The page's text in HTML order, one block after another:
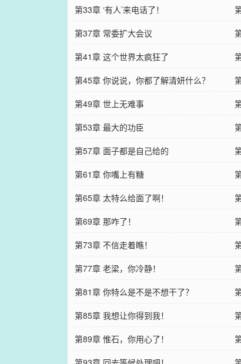
第33章 ‘有人’来电话了！
第37章 常委扩大会议
第41章 这个世界太疯狂了
第45章 你说说，你都了解清妍什么？
第49章 世上无难事
第53章 最大的功臣
第57章 面子都是自己给的
第61章 你嘴上有糖
第65章 太特么给面了啊！
第69章 那咋了！
第73章 不信走着瞧！
第77章 老梁，你冷静！
第81章 你特么是不是不想干了？
第85章 我想让你得到我！
第89章 惟石，你用心了！